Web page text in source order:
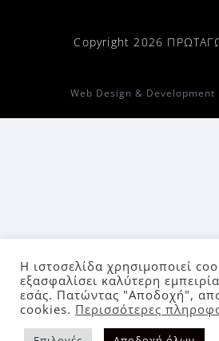
Copyright 2026
Web Design & Development
Η ιστοσελίδα χρησιμοποιεί
εξασφαλίσει καλύτερη
εσάς. Πατώντας "Αποδοχή",
cookies. Περισσότερες